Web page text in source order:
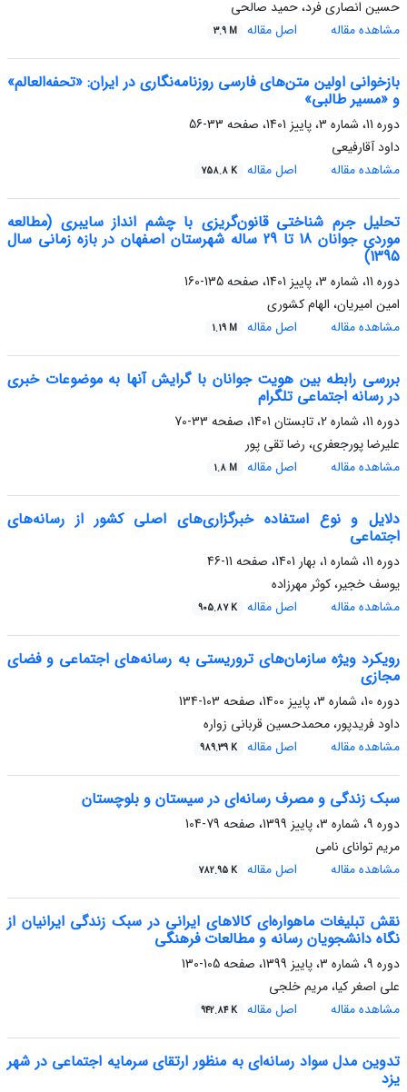
حسین انصاری فرد، حمید صالحی
مشاهده مقاله
اصل مقاله 3.9 M
بازخوانی اولین متن‌های فارسی روزنامه‌نگاری در ایران: «تحفه‌العالم»
و «مسیر طالبی»
دوره 11، شماره 3، پاییز 1401، صفحه
33-56
داود آقارفیعی
مشاهده مقاله
اصل مقاله 758.8 K
تحلیل جرم شناختی قانون‌گریزی با چشم انداز سایبری (مطالعه
موردی جوانان 18 تا 29 ساله شهرستان اصفهان در بازه زمانی سال
1395)
دوره 11، شماره 3، پاییز 1401، صفحه
135-160
امین امیریان، الهام کشوری
مشاهده مقاله
اصل مقاله 1.19 M
بررسی رابطه بین هویت جوانان با گرایش آنها به موضوعات خبری
در رسانه اجتماعی تلگرام
دوره 11، شماره 2، تابستان 1401، صفحه
33-70
علیرضا پورجعفری، رضا تقی پور
مشاهده مقاله
اصل مقاله 1.8 M
دلایل و نوع استفاده خبرگزاری‌های اصلی کشور از رسانه‌های
اجتماعی
دوره 11، شماره 1، بهار 1401، صفحه
11-46
یوسف خجیر، کوثر مهرزاده
مشاهده مقاله
اصل مقاله 905.87 K
رویکرد ویژه سازمان‌های تروریستی به رسانه‌های اجتماعی و فضای
مجازی
دوره 10، شماره 3، پاییز 1400، صفحه
103-134
داود فریدپور، محمدحسین قربانی زواره
مشاهده مقاله
اصل مقاله 989.39 K
سبک زندگی و مصرف رسانه‌ای در سیستان و بلوچستان
دوره 9، شماره 3، پاییز 1399، صفحه
79-104
مریم توانای نامی
مشاهده مقاله
اصل مقاله 782.95 K
نقش تبلیغات ماهواره‌ای کالاهای ایرانی در سبک زندگی ایرانیان از
نگاه دانشجویان رسانه و مطالعات فرهنگی
دوره 9، شماره 3، پاییز 1399، صفحه
105-130
علی اصغر کیا، مریم خلجی
مشاهده مقاله
اصل مقاله 942.84 K
تدوین مدل سواد رسانه‌ای به منظور ارتقای سرمایه اجتماعی در شهر
یزد